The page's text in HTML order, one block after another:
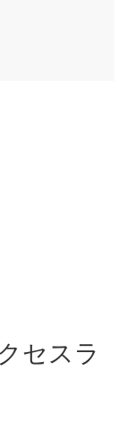
セスラ